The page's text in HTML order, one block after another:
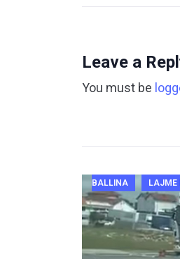
Leave a
You must be
BALLINA LAJME